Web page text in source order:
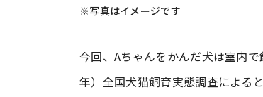
※写真はイメージです
今回、Aちゃんをかんだ犬は室内
年）全国犬猫飼育実態調査による